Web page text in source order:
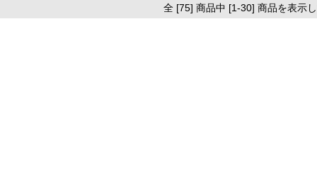
全 [75] 商品中 [1-30] 商品を表示し